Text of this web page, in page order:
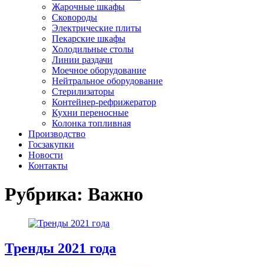
Жарочные шкафы
Сковороды
Электрические плиты
Пекарские шкафы
Холодильные столы
Линии раздачи
Моечное оборудование
Нейтральное оборудование
Стерилизаторы
Контейнер-рефрижератор
Кухни переносные
Колонка топливная
Производство
Госзакупки
Новости
Контакты
Рубрика: Важно
Тренды 2021 года